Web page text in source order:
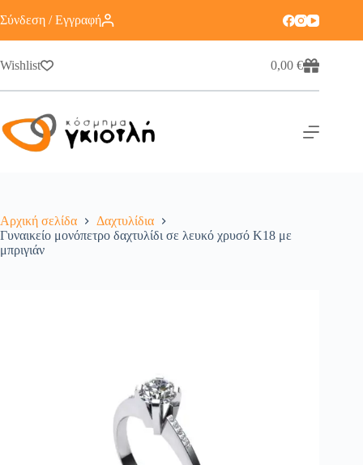
Σύνδεση / Εγγραφή
Wishlist 0,00€
Αρχική σελίδα
Δαχτυλίδια
Γυναικείο μονόπετρο δαχτυλίδι σε λευκό χρυσό Κ18 με
μπριγιάν